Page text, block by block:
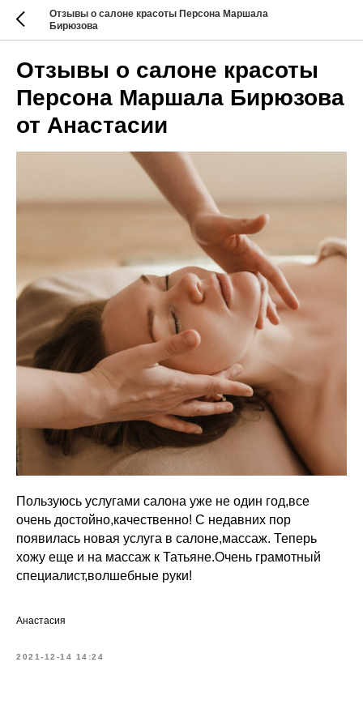
Отзывы о салоне красоты Персона Маршала
Бирюзова
Отзывы о салоне красоты
Персона Маршала Бирюзова
от Анастасии
Пользуюсь услугами салона уже не один год,все
очень достойно,качественно! С недавних пор
появилась новая услуга в салоне,массаж. Теперь
хожу еще и на массаж к Татьяне.Очень грамотный
специалист,волшебные руки!
Анастасия
2021-12-14 14:24